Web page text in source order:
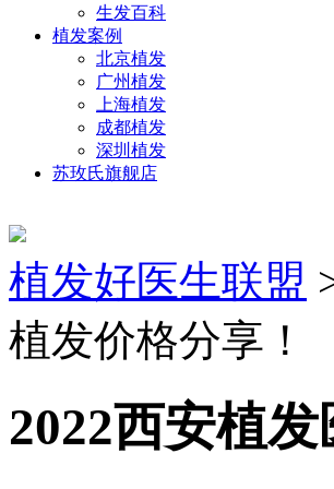
生发百科
植发案例
北京植发
广州植发
上海植发
成都植发
深圳植发
苏玫氏旗舰店
植发好医生联盟
植发价格分享！
2022西安植